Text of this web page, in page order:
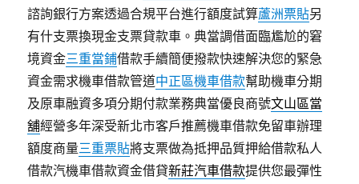
諮詢銀行方案透過合規平台進行額度試算蘆洲票貼另
有什支票換現金支票貸款車。典當調借面臨尷尬的窘
境資金三重當鋪借款手續簡便撥款快速解決您的緊急
資金需求機車借款管道中正區機車借款幫助機車分期
及原車融資多項分期付款業務典當優良商號文山區當
舖經營多年深受新北市客戶推薦機車借款免留車辦理
額度商量三重票貼將支票做為抵押品質押給借款私人
借款汽機車借款資金借貸新莊汽車借款提供您最彈性